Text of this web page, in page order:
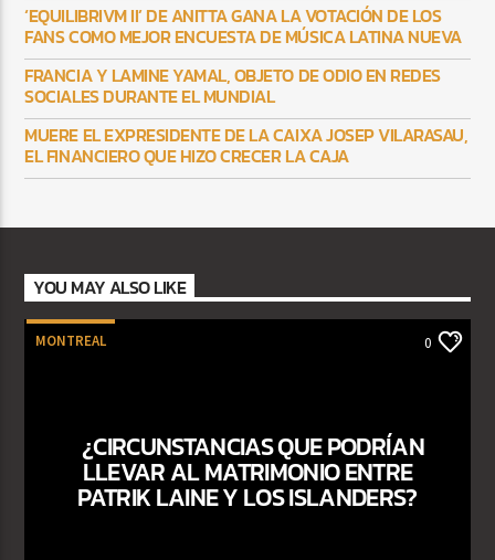
‘EQUILIBRIVM II’ DE ANITTA GANA LA VOTACIÓN DE LOS
FANS COMO MEJOR ENCUESTA DE MÚSICA LATINA NUEVA
FRANCIA Y LAMINE YAMAL, OBJETO DE ODIO EN REDES
SOCIALES DURANTE EL MUNDIAL
MUERE EL EXPRESIDENTE DE LA CAIXA JOSEP VILARASAU,
EL FINANCIERO QUE HIZO CRECER LA CAJA
YOU MAY ALSO LIKE
MONTREAL 0
¿CIRCUNSTANCIAS QUE PODRÍAN
LLEVAR AL MATRIMONIO ENTRE
PATRIK LAINE Y LOS ISLANDERS?